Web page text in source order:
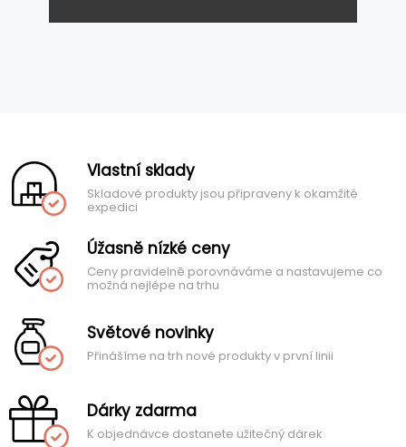
Vlastní sklady
Skladové produkty jsou připraveny k okamžité
expedici
Úžasně nízké ceny
Ceny pravidelně porovnáváme a nastavujeme co
možná nejlépe na trhu
Světové novinky
Přinášíme na trh nové produkty v první linii
Dárky zdarma
K objednávce dostanete užitečný dárek